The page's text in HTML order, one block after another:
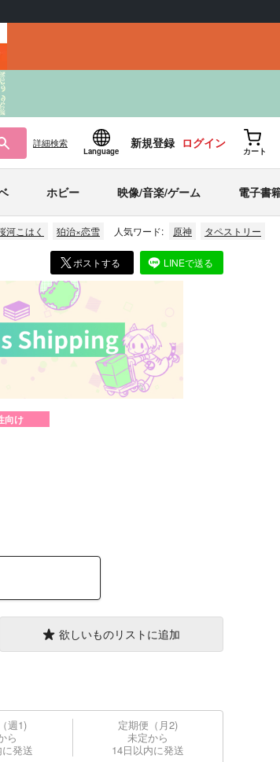
詳細検索
Language
新規登録 ログイン
カート
ホビー 映像/音楽/ゲーム 電子書
河こはく 狛治×恋雪 人気ワード: 原神 タペストリー
ポストする LINEで送る
向け
欲しいものリストに追加
週1)
ら
発送
定期便（月2)
未定から
14日以内に発送